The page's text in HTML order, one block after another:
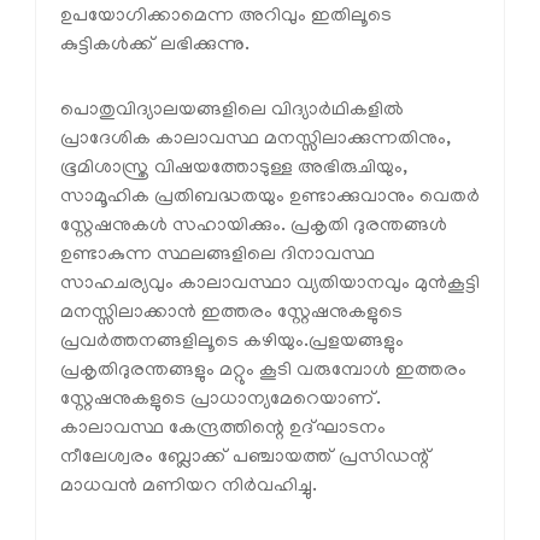
ഉപയോഗിക്കാമെന്ന അറിവും ഇതിലൂടെ
കുട്ടികള്‍ക്ക് ലഭിക്കുന്നു.
പൊതുവിദ്യാലയങ്ങളിലെ വിദ്യാര്‍ഥികളില്‍
പ്രാദേശിക കാലാവസ്ഥ മനസ്സിലാക്കുന്നതിനും,
ഭൂമിശാസ്ത്ര വിഷയത്തോടുള്ള അഭിരുചിയും,
സാമൂഹിക പ്രതിബദ്ധതയും ഉണ്ടാക്കുവാനും വെതര്‍
സ്റ്റേഷനുകള്‍ സഹായിക്കും. പ്രകൃതി ദുരന്തങ്ങള്‍
ഉണ്ടാകുന്ന സ്ഥലങ്ങളിലെ ദിനാവസ്ഥ
സാഹചര്യവും കാലാവസ്ഥാ വ്യതിയാനവും മുന്‍കൂട്ടി
മനസ്സിലാക്കാന്‍ ഇത്തരം സ്റ്റേഷനുകളുടെ
പ്രവര്‍ത്തനങ്ങളിലൂടെ കഴിയും.പ്രളയങ്ങളും
പ്രകൃതിദുരന്തങ്ങളും മറ്റും കൂടി വരുമ്പോള്‍ ഇത്തരം
സ്റ്റേഷനുകളുടെ പ്രാധാന്യമേറെയാണ്.
കാലാവസ്ഥ കേന്ദ്രത്തിന്റെ ഉദ്ഘാടനം
നീലേശ്വരം ബ്ലോക്ക് പഞ്ചായത്ത് പ്രസിഡന്റ്
മാധവന്‍ മണിയറ നിര്‍വഹിച്ചു.